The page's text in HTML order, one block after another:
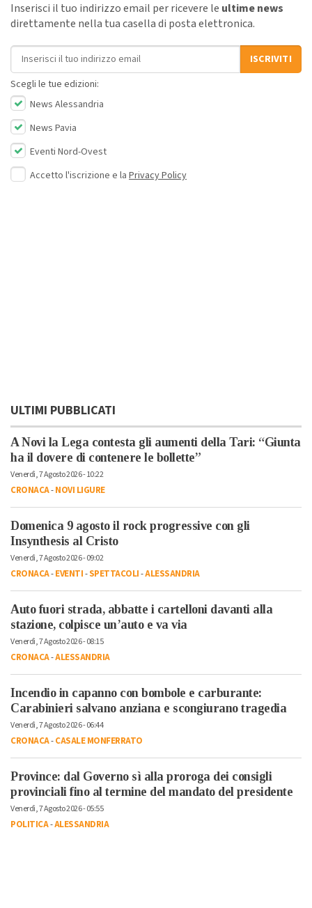
Inserisci il tuo indirizzo email per ricevere le ultime news
direttamente nella tua casella di posta elettronica.
Indirizzo email
ISCRIVITI
Scegli le tue edizioni:
News Alessandria
News Pavia
Eventi Nord-Ovest
Accetto l'iscrizione e la Privacy Policy
ULTIMI PUBBLICATI
A Novi la Lega contesta gli aumenti della Tari: “Giunta
ha il dovere di contenere le bollette”
Venerdì, 7 Agosto 2026 - 10:22
CRONACA-NOVI LIGURE
Domenica 9 agosto il rock progressive con gli
Insynthesis al Cristo
Venerdì, 7 Agosto 2026 - 09:02
CRONACA-EVENTI-SPETTACOLI-ALESSANDRIA
Auto fuori strada, abbatte i cartelloni davanti alla
stazione, colpisce un’auto e va via
Venerdì, 7 Agosto 2026 - 08:15
CRONACA-ALESSANDRIA
Incendio in capanno con bombole e carburante:
Carabinieri salvano anziana e scongiurano tragedia
Venerdì, 7 Agosto 2026 - 06:44
CRONACA-CASALE MONFERRATO
Province: dal Governo sì alla proroga dei consigli
provinciali fino al termine del mandato del presidente
Venerdì, 7 Agosto 2026 - 05:55
POLITICA-ALESSANDRIA